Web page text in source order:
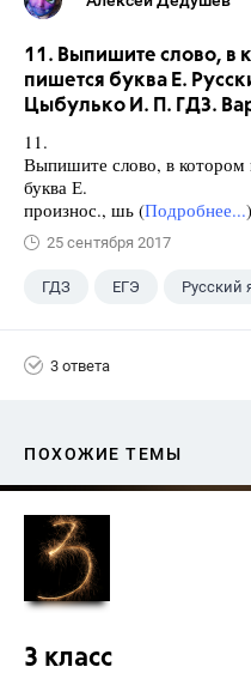
11. Выпишите слово, в
пишется буква Е.
Цыбулько И. П. ГДЗ.
11.
Выпишите слово, в котором
буква Е.
произнос., шь (Подробнее...)
25 сентября 2017
ГДЗ ЕГЭ Русский
3 ответа
ПОХОЖИЕ ТЕМЫ
3 класс